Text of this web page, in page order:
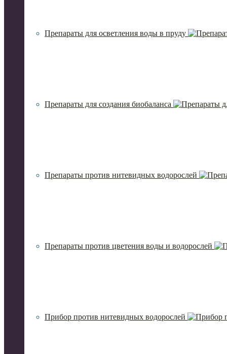
Препараты для осветления воды в пруду
Препараты для создания биобаланса
Препараты против нитевидных водорослей
Препараты против цветения воды и водорослей
Прибор против нитевидных водорослей